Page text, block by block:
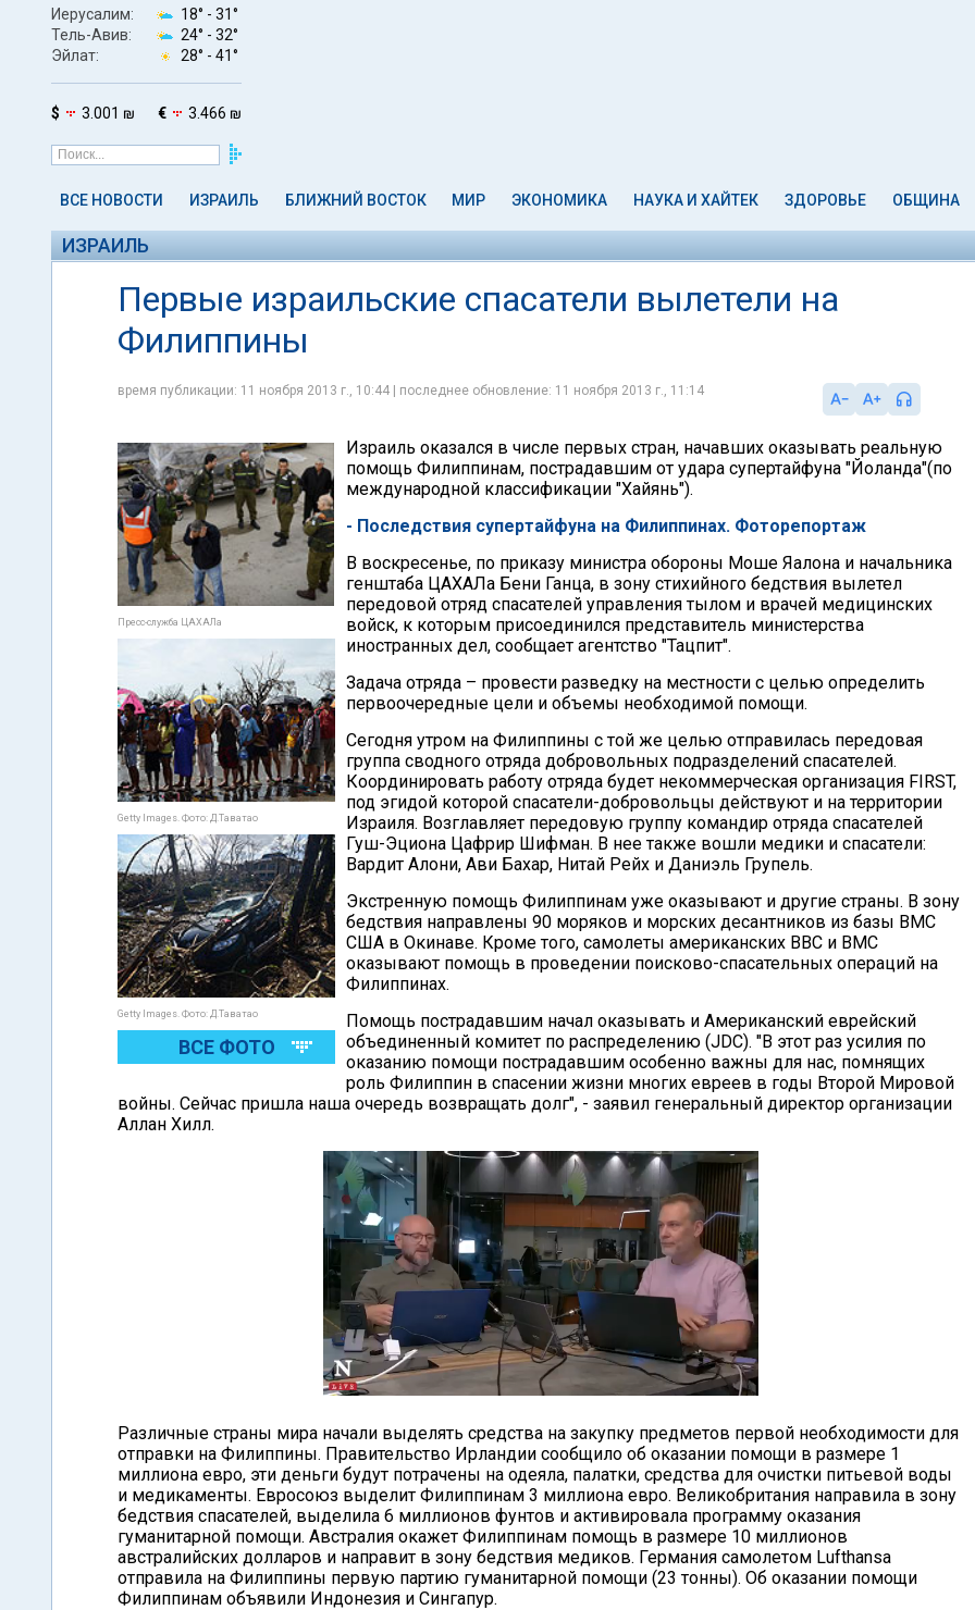
Иерусалим: 18° - 31°
Тель-Авив:
24° - 32°
Эйлат:
28° - 41°
$ 3.001 ₪ € 3.466 ₪
ВСЕ НОВОСТИ ИЗРАИЛЬ БЛИЖНИЙ ВОСТОК МИР ЭКОНОМИКА НАУКА И ХАЙТЕК ЗДОРОВЬЕ ОБЩИНА
ИЗРАИЛЬ
Первые израильские спасатели вылетели на
Филиппины
время публикации: 11 ноября 2013 г., 10:44 | последнее обновление: 11 ноября 2013 г., 11:14
Пресс-служба ЦАХАЛа
Getty Images. Фото: Д.Таватао
Getty Images. Фото: Д.Таватао
ВСЕ ФОТО
Израиль оказался в числе первых стран, начавших оказывать реальную
помощь Филиппинам, пострадавшим от удара супертайфуна "Йоланда"(по
международной классификации "Хайянь").
- Последствия супертайфуна на Филиппинах. Фоторепортаж
В воскресенье, по приказу министра обороны Моше Яалона и начальника
генштаба ЦАХАЛа Бени Ганца, в зону стихийного бедствия вылетел
передовой отряд спасателей управления тылом и врачей медицинских
войск, к которым присоединился представитель министерства
иностранных дел, сообщает агентство "Тацпит".
Задача отряда – провести разведку на местности с целью определить
первоочередные цели и объемы необходимой помощи.
Сегодня утром на Филиппины с той же целью отправилась передовая
группа сводного отряда добровольных подразделений спасателей.
Координировать работу отряда будет некоммерческая организация FIRST,
под эгидой которой спасатели-добровольцы действуют и на территории
Израиля. Возглавляет передовую группу командир отряда спасателей
Гуш-Эциона Цафрир Шифман. В нее также вошли медики и спасатели:
Вардит Алони, Ави Бахар, Нитай Рейх и Даниэль Групель.
Экстренную помощь Филиппинам уже оказывают и другие страны. В зону
бедствия направлены 90 моряков и морских десантников из базы ВМС
США в Окинаве. Кроме того, самолеты американских ВВС и ВМС
оказывают помощь в проведении поисково-спасательных операций на
Филиппинах.
Помощь пострадавшим начал оказывать и Американский еврейский
объединенный комитет по распределению (JDC). "В этот раз усилия по
оказанию помощи пострадавшим особенно важны для нас, помнящих
роль Филиппин в спасении жизни многих евреев в годы Второй Мировой
войны. Сейчас пришла наша очередь возвращать долг", - заявил генеральный директор организации
Аллан Хилл.
Различные страны мира начали выделять средства на закупку предметов первой необходимости для
отправки на Филиппины. Правительство Ирландии сообщило об оказании помощи в размере 1
миллиона евро, эти деньги будут потрачены на одеяла, палатки, средства для очистки питьевой воды
и медикаменты. Евросоюз выделит Филиппинам 3 миллиона евро. Великобритания направила в зону
бедствия спасателей, выделила 6 миллионов фунтов и активировала программу оказания
гуманитарной помощи. Австралия окажет Филиппинам помощь в размере 10 миллионов
австралийских долларов и направит в зону бедствия медиков. Германия самолетом Lufthansa
отправила на Филиппины первую партию гуманитарной помощи (23 тонны). Об оказании помощи
Филиппинам объявили Индонезия и Сингапур.